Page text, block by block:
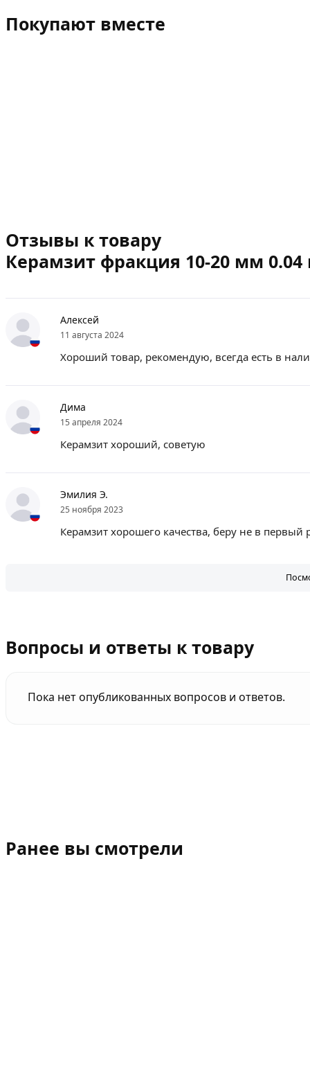
Покупают вместе
Отзывы к товару
Керамзит фракция 10-20 мм 0.04
Алексей
11 августа 2024
Хороший товар, рекомендую, всегда есть в
Дима
15 апреля 2024
Керамзит хороший, советую
Эмилия Э.
25 ноября 2023
Керамзит хорошего качества, беру не в первый
Вопросы и ответы к товару
Пока нет опубликованных вопросов и ответов.
Ранее вы смотрели